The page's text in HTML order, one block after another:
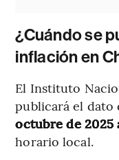
¿Cuándo se
inflación en
El Instituto
publicará el
octubre de 2025
horario local.